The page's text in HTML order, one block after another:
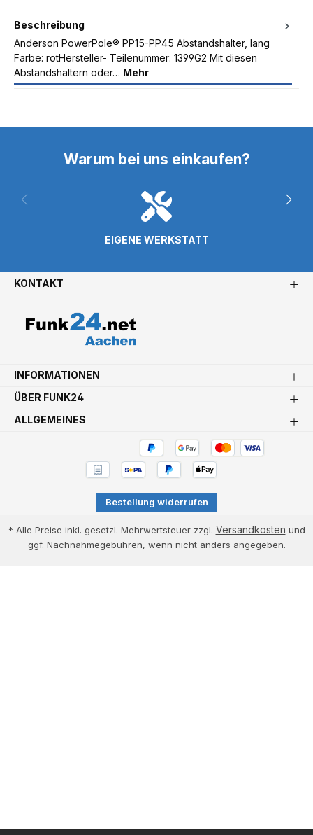
Beschreibung
Anderson PowerPole® PP15-PP45 Abstandshalter, lang
Farbe: rotHersteller- Teilenummer: 1399G2 Mit diesen
Abstandshaltern oder… Mehr
Warum bei uns einkaufen?
EIGENE WERKSTATT
KONTAKT
INFORMATIONEN
ÜBER FUNK24
ALLGEMEINES
Bestellung widerrufen
* Alle Preise inkl. gesetzl. Mehrwertsteuer zzgl. Versandkosten und
ggf. Nachnahmegebühren, wenn nicht anders angegeben.